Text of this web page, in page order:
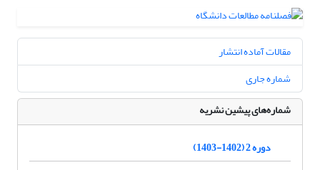
مقالات آماده انتشار
شماره جاری
شماره‌های پیشین نشریه
دوره 2 (1402-1403)